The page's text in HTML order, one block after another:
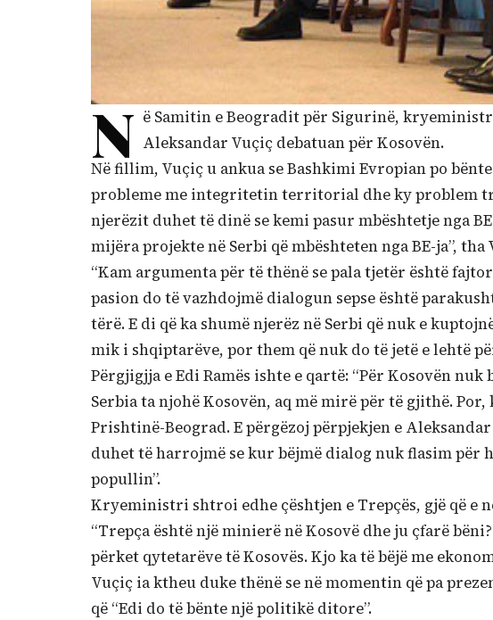
N ë Samitin e Beogradit për Sigurinë,
Aleksandar Vuçiç debatuan për Kosovën.
Në fillim, Vuçiç u ankua se Bashkimi Evropian po
probleme me integritetin territorial dhe ky problem
njerëzit duhet të dinë se kemi pasur mbështetje nga
mijëra projekte në Serbi që mbështeten nga BE-ja”,
“Kam argumenta për të thënë se pala tjetër është
pasion do të vazhdojmë dialogun sepse është
tërë. E di që ka shumë njerëz në Serbi që nuk e
mik i shqiptarëve, por them që nuk do të jetë e lehtë
Përgjigjja e Edi Ramës ishte e qartë: “Për Kosovën
Serbia ta njohë Kosovën, aq më mirë për të gjithë.
Prishtinë-Beograd. E përgëzoj përpjekjen e
duhet të harrojmë se kur bëjmë dialog nuk flasim
popullin”.
Kryeministri shtroi edhe çështjen e Trepçës, gjë që e
“Trepça është një minierë në Kosovë dhe ju çfarë
përket qytetarëve të Kosovës. Kjo ka të bëjë me
Vuçiç ia ktheu duke thënë se në momentin që pa
që “Edi do të bënte një politikë ditore”.